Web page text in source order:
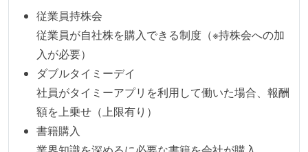
く相対ポイントを用い、極力複数人の意見を調整する
形で行っている
継続的なデプロイ（デリバリー）を行っている
ワークフローの整備
全てのコードをバージョン管理ツールで管理している
各メンバーが実装したコードのマージは Pull Request
従業員持株会
従業員が自社株を購入できる制度（※持株会への加
入が必要）
ダブルタイミーデイ
社員がタイミーアプリを利用して働いた場合、報酬
額を上乗せ（上限有り）
書籍購入